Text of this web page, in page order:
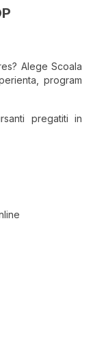
Alege Scoala
program
pregatiti in